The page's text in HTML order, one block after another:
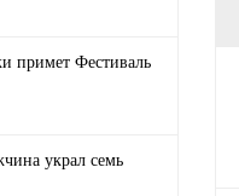
примет Фестиваль
украл семь